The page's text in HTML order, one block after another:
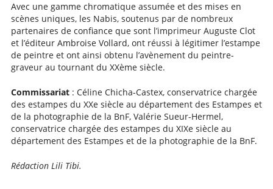
Avec une gamme chromatique assumée et des mises en
scènes uniques, les Nabis, soutenus par de nombreux
partenaires de confiance que sont l’imprimeur Auguste Clot
et l’éditeur Ambroise Vollard, ont réussi à légitimer l’estampe
de peintre et ont ainsi obtenu l’avènement du peintre-
graveur au tournant du XXème siècle.
Commissariat : Céline Chicha-Castex, conservatrice chargée
des estampes du XXe siècle au département des Estampes et
de la photographie de la BnF, Valérie Sueur-Hermel,
conservatrice chargée des estampes du XIXe siècle au
département des Estampes et de la photographie de la BnF.
Rédaction Lili Tibi.